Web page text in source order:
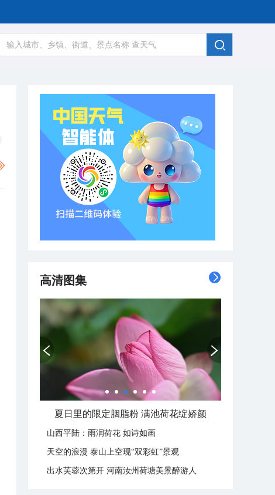
高清图集
夏日里的限定胭脂粉 满池荷花绽娇颜
山西平陆：雨润荷花 如诗如画
天空的浪漫 泰山上空现“双彩虹”景观
出水芙蓉次第开 河南汝州荷塘美景醉游人